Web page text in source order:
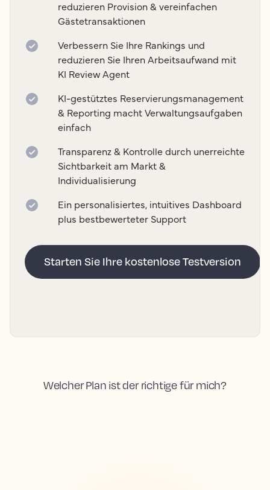
reduzieren Provision & vereinfachen
Gästetransaktionen
Verbessern Sie Ihre Rankings und
reduzieren Sie Ihren Arbeitsaufwand mit
KI Review Agent
KI-gestütztes Reservierungsmanagement
& Reporting macht Verwaltungsaufgaben
einfach
Transparenz & Kontrolle durch unerreichte
Sichtbarkeit am Markt &
Individualisierung
Ein personalisiertes, intuitives Dashboard
plus bestbewerteter Support
Starten Sie Ihre kostenlose Testversion
Welcher Plan ist der richtige für mich?